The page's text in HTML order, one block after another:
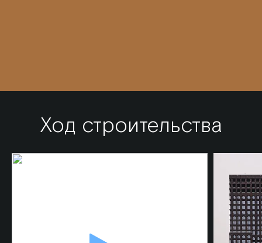
Ход строительства